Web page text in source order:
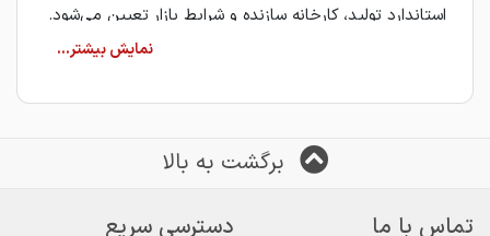
استاندارد تولید، کارخانه سازنده و شرایط بازار تعیین می‌شود.
به همین دلیل، بررسی مشخصات فنی هر ورق پیش از ثبت
ورق گرم از طریق فرآیند نورد گرم در دمای بالا تولید می‌شود
شناخته می‌شود. این محصول به دلیل استحکام مناسب و
برگشت به بالا
تماس با ما
دسترسی سریع